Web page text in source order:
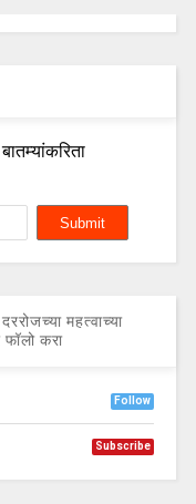
महत्वाच्या
फॉलो करा
Follow
Subscribe